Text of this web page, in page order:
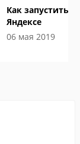
Как запустить
Яндексе
06 мая 2019